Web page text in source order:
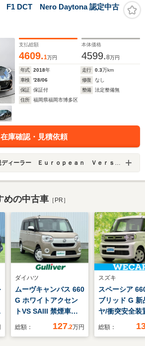
F1 DCT Nero Daytona 認定中古
支払総額
4609.1万円
本体価格
4599.8万円
年式 2018年 走行 0.3万km
車検
'28/06 修復
なし
保証
保証付 整備
法定整備無
住所
福岡県福岡市博多区
在庫確認・見積依頼
ラー Ｅｕｒｏｐｅａｎ Ｖｅｒｓｉｏｎ ＨＡＫＡＴＡ
めの中古車 ［PR］
ダイハツ
ムーヴキャンバス 660
G ホワイトアクセン
トVS SAIII 禁煙車
純正ナビ パノラマモ
総額： 127.2万円
スズキ
スペーシア
ブリッド G 新
ヤ/衝突安全装
ドランプ
総額：